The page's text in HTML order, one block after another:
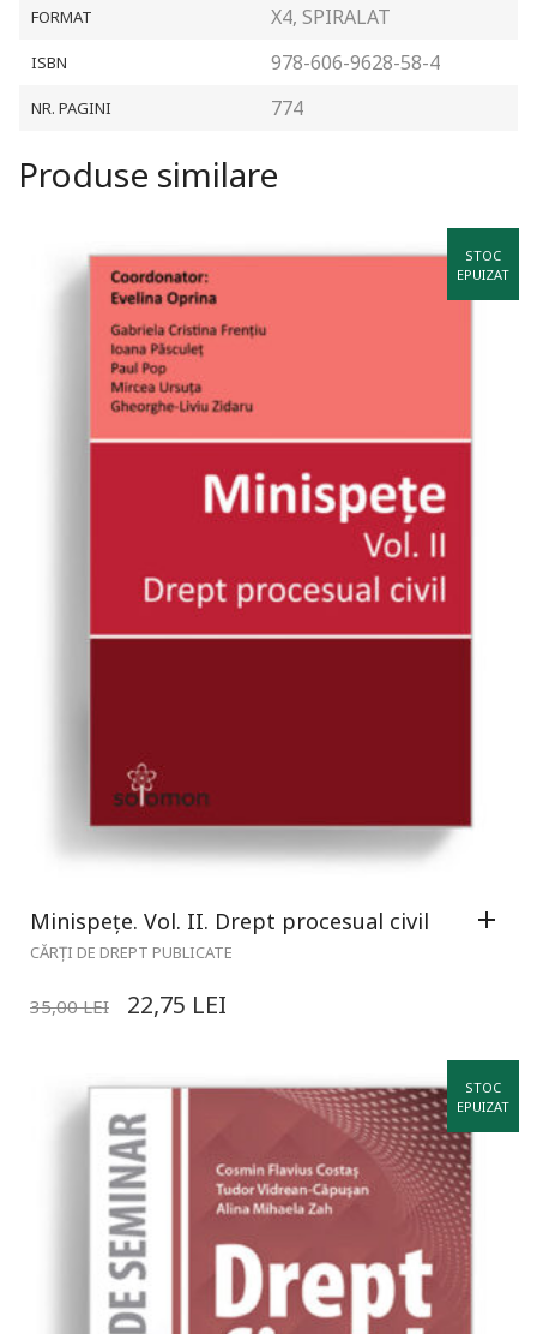
FORMAT X4, SPIRALAT
ISBN 978-606-9628-58-4
NR. PAGINI 774
Produse similare
STOC
EPUIZAT
Minispețe. Vol. II. Drept procesual civil
CĂRȚI DE DREPT PUBLICATE
35,00LEI 22,75 LEI
STOC
EPUIZAT